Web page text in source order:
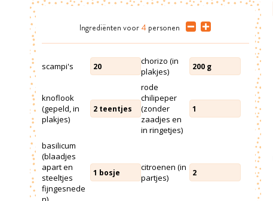
Ingrediënten voor 4 personen
scampi's 20
chorizo (in
plakjes)
200 g
knoflook
(gepeld, in
plakjes)
2 teentjes
rode
chilipeper
(zonder
zaadjes en
in ringetjes)
1
basilicum
(blaadjes
apart en
steeltjes
fijngesnede
1 bosje
citroenen (in
partjes)
2